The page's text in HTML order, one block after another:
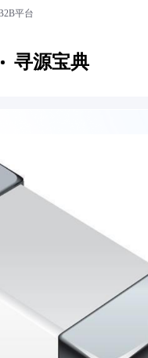
平台
寻源宝典